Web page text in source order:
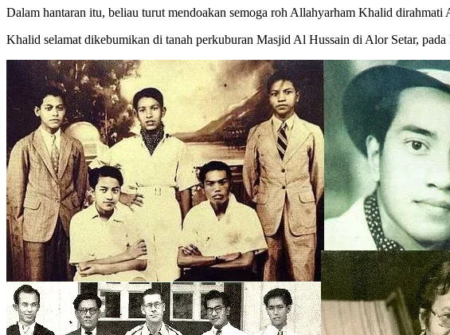
Dalam hantaran itu, beliau turut mendoakan semoga roh Allahyarham Khalid dirahmati
Khalid selamat dikebumikan di tanah perkuburan Masjid Al Hussain di Alor Setar,